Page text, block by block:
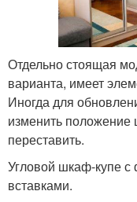
Отдельно стоящая
варианта, имеет
Иногда для
изменить
переставить.
Угловой шкаф-купе
вставками.